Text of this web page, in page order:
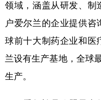
领域，涵盖从研发、制
户爱尔兰的企业提供
球前十大制药企业和医
兰设有生产基地，全球
生产。